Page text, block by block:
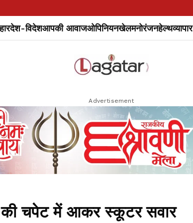
देश-विदेशआपकी आवाजओपिनियनखेलमनोरंजनहेल्थव्यापार
Advertisement
चपेट में आकर स्कूटर सवार